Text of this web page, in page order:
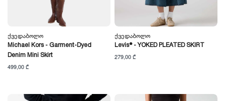
Ქვედაბოლო
Michael Kors - Garment-Dyed
Denim Mini Skirt
499,00 ₾
Ქვედაბოლო
Levis® - YOKED PLEATED SKIRT
279,00 ₾